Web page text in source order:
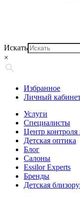
Искать
×
Избранное
Личный
Услуги
Специалисты
Центр
Детская оптика
Блог
Салоны
Essilor Experts
Бренды
Детская